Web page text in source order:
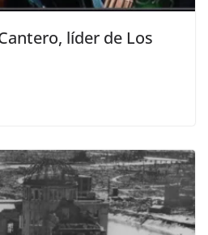
líder de Los